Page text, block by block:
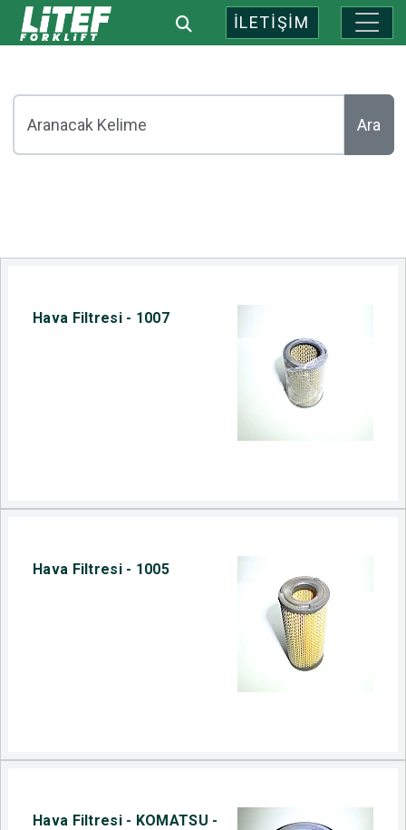
İLETİŞİM
Ara
Hava Filtresi - 1007
Hava Filtresi - 1005
Hava Filtresi - KOMATSU -